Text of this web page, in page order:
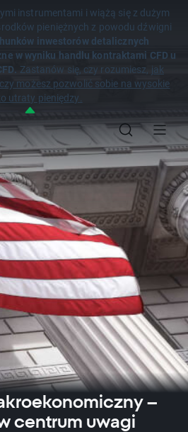
instrumentami i wiążą się z dużym
pieniężnych z powodu dźwigni
inwestorów detalicznych
w wyniku handlu kontraktami CFD u
Zastanów się, czy rozumiesz, jak
możesz pozwolić sobie na wysokie
utraty pieniędzy.
–
centrum uwagi